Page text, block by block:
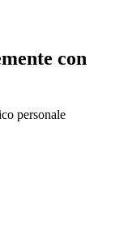
con
personale